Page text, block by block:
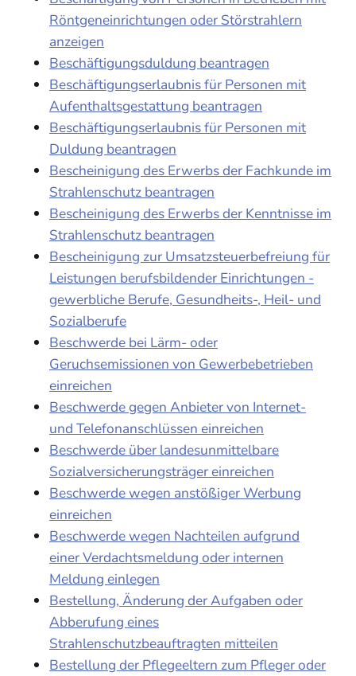
Röntgeneinrichtungen oder Störstrahlern
anzeigen
Beschäftigungsduldung beantragen
Beschäftigungserlaubnis für Personen mit
Aufenthaltsgestattung beantragen
Beschäftigungserlaubnis für Personen mit
Duldung beantragen
Bescheinigung des Erwerbs der Fachkunde im
Strahlenschutz beantragen
Bescheinigung des Erwerbs der Kenntnisse im
Strahlenschutz beantragen
Bescheinigung zur Umsatzsteuerbefreiung für
Leistungen berufsbildender Einrichtungen -
gewerbliche Berufe, Gesundheits-, Heil- und
Sozialberufe
Beschwerde bei Lärm- oder
Geruchsemissionen von Gewerbebetrieben
einreichen
Beschwerde gegen Anbieter von Internet-
und Telefonanschlüssen einreichen
Beschwerde über landesunmittelbare
Sozialversicherungsträger einreichen
Beschwerde wegen anstößiger Werbung
einreichen
Beschwerde wegen Nachteilen aufgrund
einer Verdachtsmeldung oder internen
Meldung einlegen
Bestellung, Änderung der Aufgaben oder
Abberufung eines
Strahlenschutzbeauftragten mitteilen
Bestellung der Pflegeeltern zum Pfleger oder